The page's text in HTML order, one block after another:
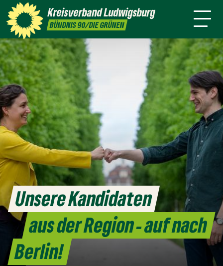
KreisverbandLudwigsburg
BÜNDNIS 90/DIE GRÜNEN
Sandra
Detzer
Silke
Gericke
Meike
Günter
sind
Unsere Kandidaten
aus der Region - auf nach
Berlin!